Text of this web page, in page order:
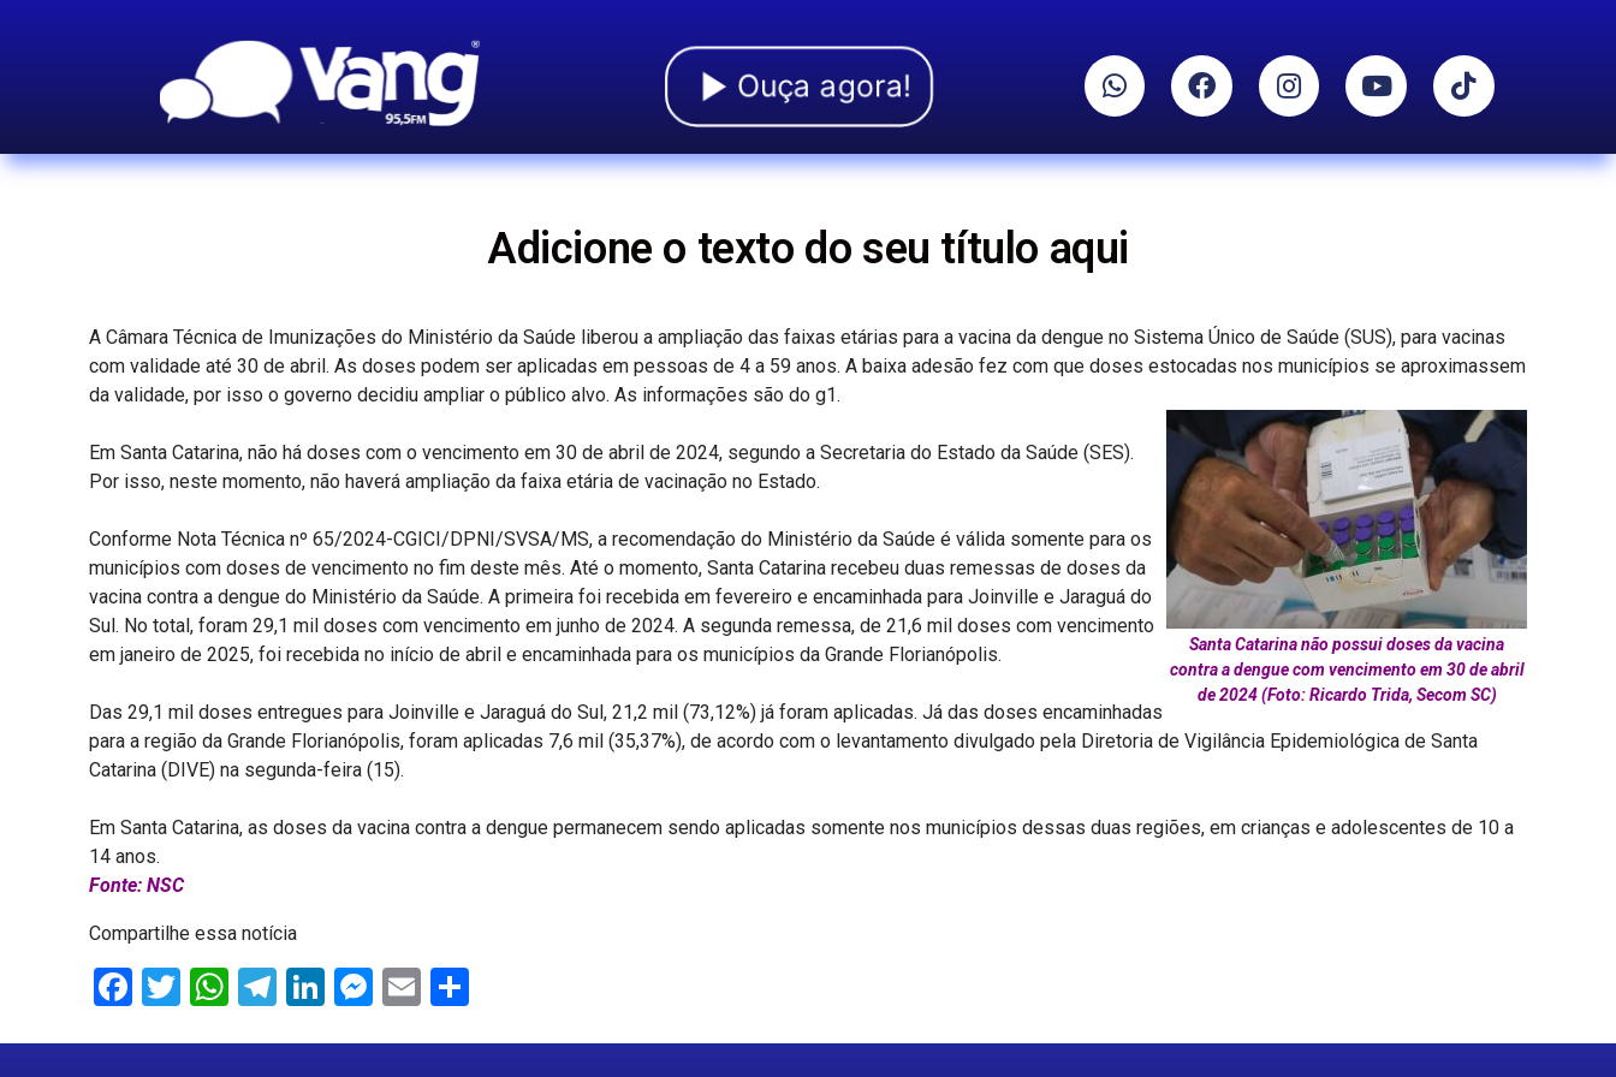
Ouça agora!
Adicione o texto do seu título aqui
A Câmara Técnica de Imunizações do Ministério da Saúde liberou a ampliação das faixas etárias para a vacina da dengue no Sistema Único de Saúde (SUS), para vacinas
com validade até 30 de abril. As doses podem ser aplicadas em pessoas de 4 a 59 anos. A baixa adesão fez com que doses estocadas nos municípios se aproximassem
da validade, por isso o governo decidiu ampliar o público alvo. As informações são do g1.
Santa Catarina não possui doses da vacina
contra a dengue com vencimento em 30 de abril
de 2024 (Foto: Ricardo Trida, Secom SC)
Em Santa Catarina, não há doses com o vencimento em 30 de abril de 2024, segundo a Secretaria do Estado da Saúde (SES).
Por isso, neste momento, não haverá ampliação da faixa etária de vacinação no Estado.
Conforme Nota Técnica nº 65/2024-CGICI/DPNI/SVSA/MS, a recomendação do Ministério da Saúde é válida somente para os
municípios com doses de vencimento no fim deste mês. Até o momento, Santa Catarina recebeu duas remessas de doses da
vacina contra a dengue do Ministério da Saúde. A primeira foi recebida em fevereiro e encaminhada para Joinville e Jaraguá do
Sul. No total, foram 29,1 mil doses com vencimento em junho de 2024. A segunda remessa, de 21,6 mil doses com vencimento
em janeiro de 2025, foi recebida no início de abril e encaminhada para os municípios da Grande Florianópolis.
Das 29,1 mil doses entregues para Joinville e Jaraguá do Sul, 21,2 mil (73,12%) já foram aplicadas. Já das doses encaminhadas
para a região da Grande Florianópolis, foram aplicadas 7,6 mil (35,37%), de acordo com o levantamento divulgado pela Diretoria de Vigilância Epidemiológica de Santa
Catarina (DIVE) na segunda-feira (15).
Em Santa Catarina, as doses da vacina contra a dengue permanecem sendo aplicadas somente nos municípios dessas duas regiões, em crianças e adolescentes de 10 a
14 anos.
Fonte: NSC
Compartilhe essa notícia
Facebook
Twitter
WhatsApp
Telegram
LinkedIn
Messenger
Email